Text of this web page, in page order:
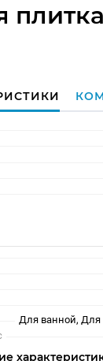
Для ванной, Для